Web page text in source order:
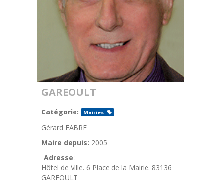
GAREOULT
Catégorie: Mairies
Gérard FABRE
Maire depuis: 2005
Adresse:
Hôtel de Ville. 6 Place de la Mairie. 83136
GAREOULT